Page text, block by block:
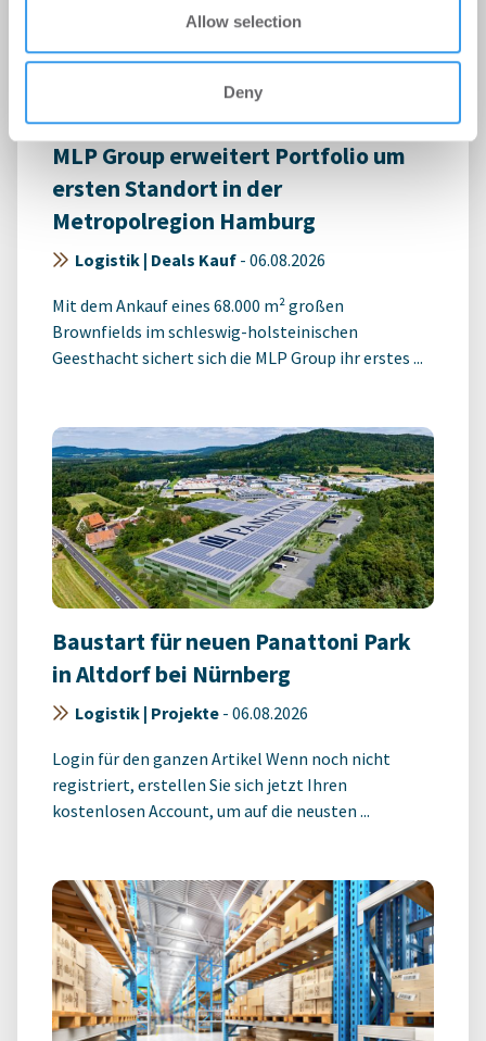
Allow selection
Deny
MLP Group erweitert Portfolio um
ersten Standort in der
Metropolregion Hamburg
Logistik | Deals Kauf - 06.08.2026
Mit dem Ankauf eines 68.000 m² großen
Brownfields im schleswig-holsteinischen
Geesthacht sichert sich die MLP Group ihr erstes ...
Baustart für neuen Panattoni Park
in Altdorf bei Nürnberg
Logistik | Projekte - 06.08.2026
Login für den ganzen Artikel Wenn noch nicht
registriert, erstellen Sie sich jetzt Ihren
kostenlosen Account, um auf die neusten ...